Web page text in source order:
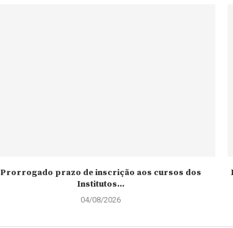
Prorrogado prazo de inscrição aos cursos dos
Institutos...
04/08/2026